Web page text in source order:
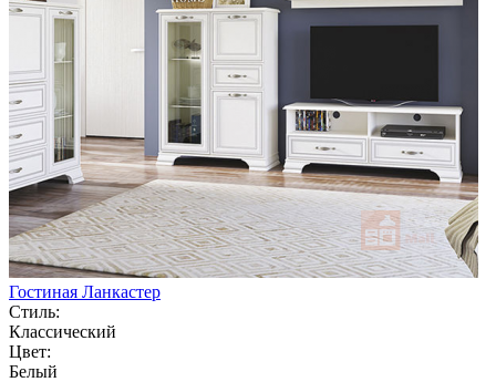
Гостиная Ланкастер
Стиль:
Классический
Цвет:
Белый